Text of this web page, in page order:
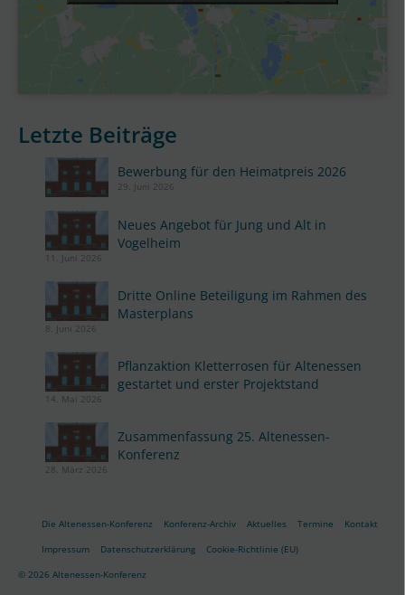
Letzte Beiträge
Bewerbung für den Heimatpreis 2026
29. Juni 2026
Neues Angebot für Jung und Alt in
Vogelheim
11. Juni 2026
Dritte Online Beteiligung im Rahmen des
Masterplans
8. Juni 2026
Pflanzaktion Kletterrosen für Altenessen
gestartet und erster Projektstand
14. Mai 2026
Zusammenfassung 25. Altenessen-
Konferenz
28. März 2026
Die Altenessen-Konferenz Konferenz-Archiv Aktuelles Termine
Kontakt
Impressum
Datenschutzerklärung
Cookie-Richtlinie (EU)
© 2026 Altenessen-Konferenz